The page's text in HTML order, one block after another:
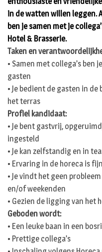
in de watten willen leggen.
ben je samen met je
Hotel & Brasserie.
Taken en
• Samen met collega’s ben
gasten
• Je bedient de gasten in
het terras
Profiel kandidaat:
• Je bent gastvrij,
ingesteld
• Je kan zelfstandig en in
• Ervaring in de horeca is
• Je vindt het geen
en/of weekenden
• Gezien de ligging van het
Geboden wordt:
• Een leuke baan in een
• Prettige collega’s